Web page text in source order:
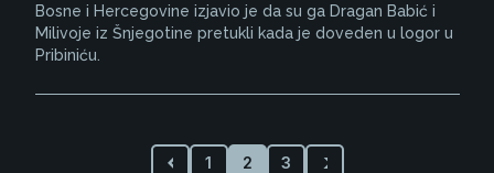
Bosne i Hercegovine izjavio je da su ga Dragan Babić i
Milivoje iz Šnjegotine pretukli kada je doveden u logor u
Pribiniću.
1 2 3